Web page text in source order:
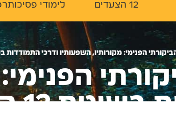
12 הצעדים לימודי
הפנימי: מקורותיו, השפעותיו ודרכי התמודדות בשיטת 12
הפנימי:
12 הצעדים